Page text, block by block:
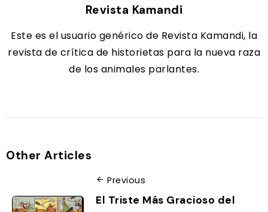
Revista Kamandi
Este es el usuario genérico de Revista Kamandi, la
revista de crítica de historietas para la nueva raza
de los animales parlantes.
Other Articles
Previous
El Triste Más Gracioso del